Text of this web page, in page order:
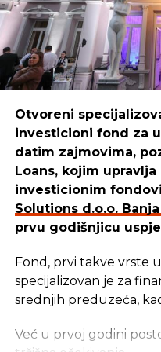
Otvoreni
investicioni fond za
datim zajmovima,
Loans, kojim
investicionim
Solutions d.o.o.
prvu godišnjicu
Fond, prvi takve vrste
specijalizovan je za
srednjih preduzeća,
Već u prvoj godini